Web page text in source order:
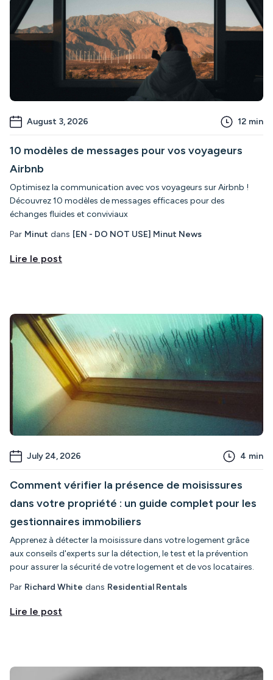
August 3, 2026 12 min
10 modèles de messages pour vos voyageurs
Airbnb
Optimisez la communication avec vos voyageurs sur Airbnb !
Découvrez 10 modèles de messages efficaces pour des
échanges fluides et conviviaux
Par Minut dans [EN - DO NOT USE] Minut News
Lire le post
July 24, 2026 4 min
Comment vérifier la présence de moisissures
dans votre propriété : un guide complet pour les
gestionnaires immobiliers
Apprenez à détecter la moisissure dans votre logement grâce
aux conseils d'experts sur la détection, le test et la prévention
pour assurer la sécurité de votre logement et de vos locataires.
Par Richard White dans Residential Rentals
Lire le post